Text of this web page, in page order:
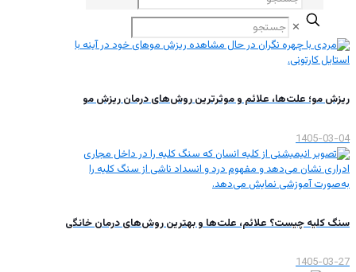
✕
ریزش مو؛ علت‌ها، علائم و موثرترین روش‌های درمان ریزش مو
1405-03-04
سنگ کلیه چیست؟ علائم، علت‌ها و بهترین روش‌های درمان خانگی
1405-03-27